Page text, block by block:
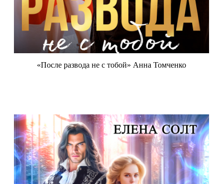
«После развода не с тобой» Анна Томченко